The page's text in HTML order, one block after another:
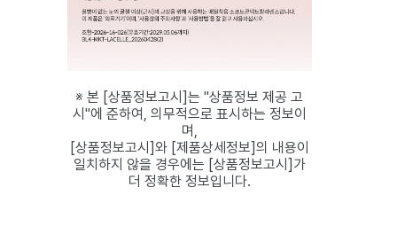
※ 본 [상품정보고시]는 "상품정보 제공 고
시"에 준하여, 의무적으로 표시하는 정보이
며,
[상품정보고시]와 [제품상세정보]의 내용이
일치하지 않을 경우에는 [상품정보고시]가
더 정확한 정보입니다.